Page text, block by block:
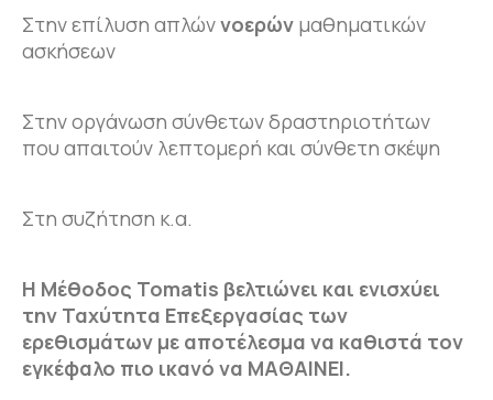
Στην επίλυση απλώννοερών μαθηματικών
ασκήσεων
Στην οργάνωση σύνθετων δραστηριοτήτων
που απαιτούν λεπτομερή και σύνθετη σκέψη
Στη συζήτηση κ.α.
H Μέθοδος Tomatis βελτιώνει και ενισχύει
την Ταχύτητα Επεξεργασίας των
ερεθισμάτων με αποτέλεσμα να καθιστά τον
εγκέφαλο πιο ικανό να ΜΑΘΑΙΝΕΙ.